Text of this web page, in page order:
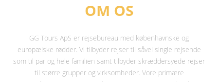
OM OS
GG Tours ApS er rejsebureau med københavnske og
europæiske rødder. Vi tilbyder rejser til såvel single rejsende
som til par og hele familien samt tilbyder skræddersyede rejser
til større grupper og virksomheder. Vore primære